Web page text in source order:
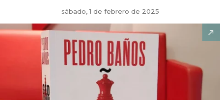
sábado, 1 de febrero de 2025